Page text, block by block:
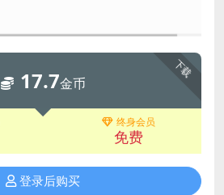
下载
17.7金币
终身会员
免费
登录后购买